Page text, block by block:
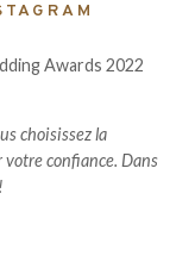
choisissez la
votre confiance. Dans